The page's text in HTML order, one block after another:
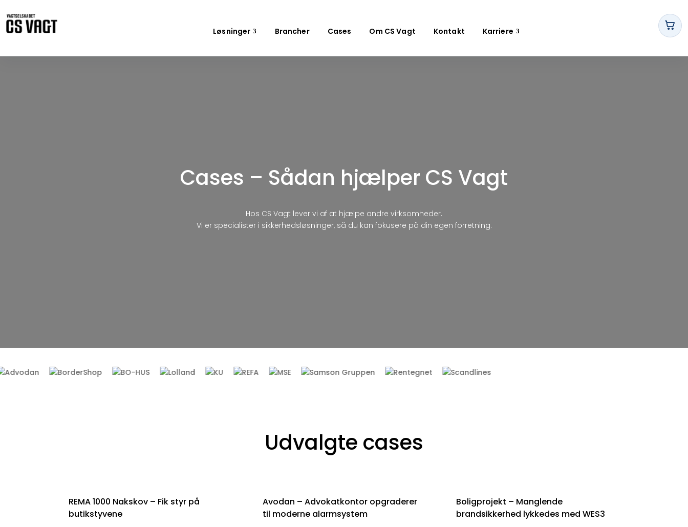
Løsninger Brancher Cases Om CS Vagt Kontakt Karriere
Cases – Sådan hjælper CS Vagt
Hos CS Vagt lever vi af at hjælpe andre virksomheder.
Vi er specialister i sikkerhedsløsninger, så du kan fokusere på din egen forretning.
Udvalgte cases
REMA 1000 Nakskov – Fik styr på
butikstyvene
Avodan – Advokatkontor opgraderer
til moderne alarmsystem
Boligprojekt – Manglende
brandsikkerhed lykkedes med WES3